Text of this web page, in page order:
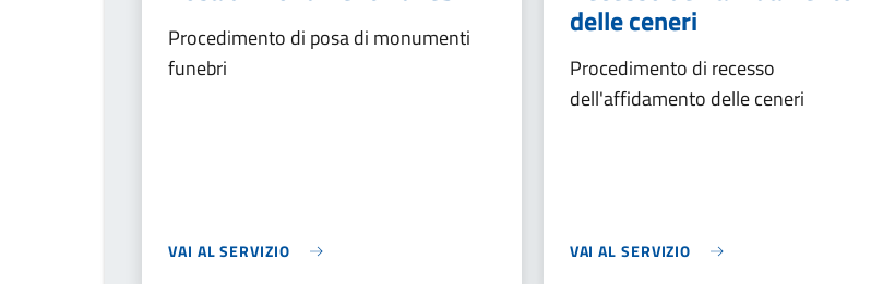
Procedimento di posa di monumenti
funebri
VAI AL SERVIZIO
delle ceneri
Procedimento di recesso
dell'affidamento delle ceneri
VAI AL SERVIZIO